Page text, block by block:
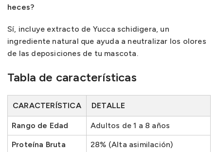
heces?
Sí, incluye extracto de Yucca schidigera, un
ingrediente natural que ayuda a neutralizar los olores
de las deposiciones de tu mascota.
Tabla de características
CARACTERÍSTICA DETALLE
Rango de Edad Adultos de 1 a 8 años
Proteína Bruta 28% (Alta asimilación)